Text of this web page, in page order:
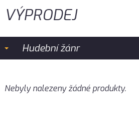
VÝPRODEJ
Hudební žánr
Nebyly nalezeny žádné produkty.